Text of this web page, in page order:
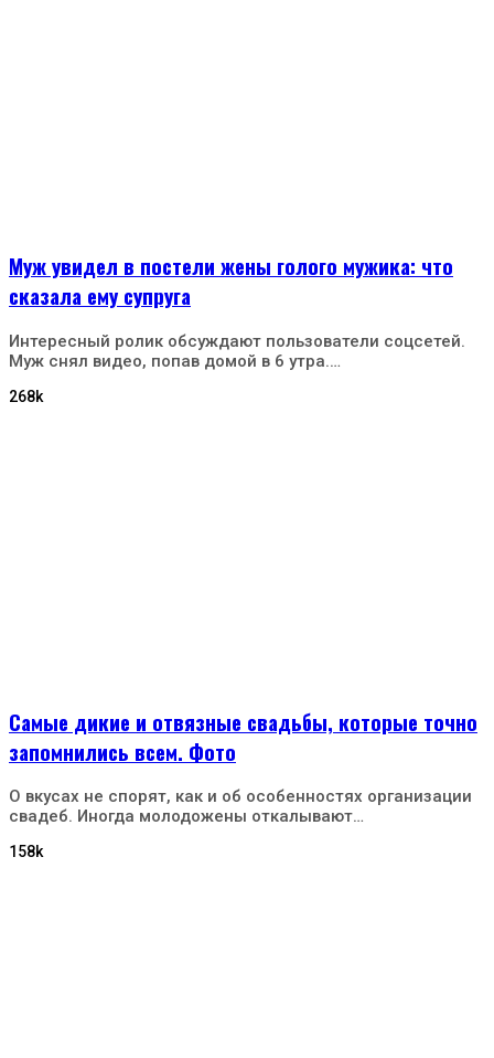
Муж увидел в постели жены голого мужика: что
сказала ему супруга
Интересный ролик обсуждают пользователи соцсетей.
Муж снял видео, попав домой в 6 утра.…
268k
Самые дикие и отвязные свадьбы, которые точно
запомнились всем. Фото
О вкусах не спорят, как и об особенностях организации
свадеб. Иногда молодожены откалывают…
158k